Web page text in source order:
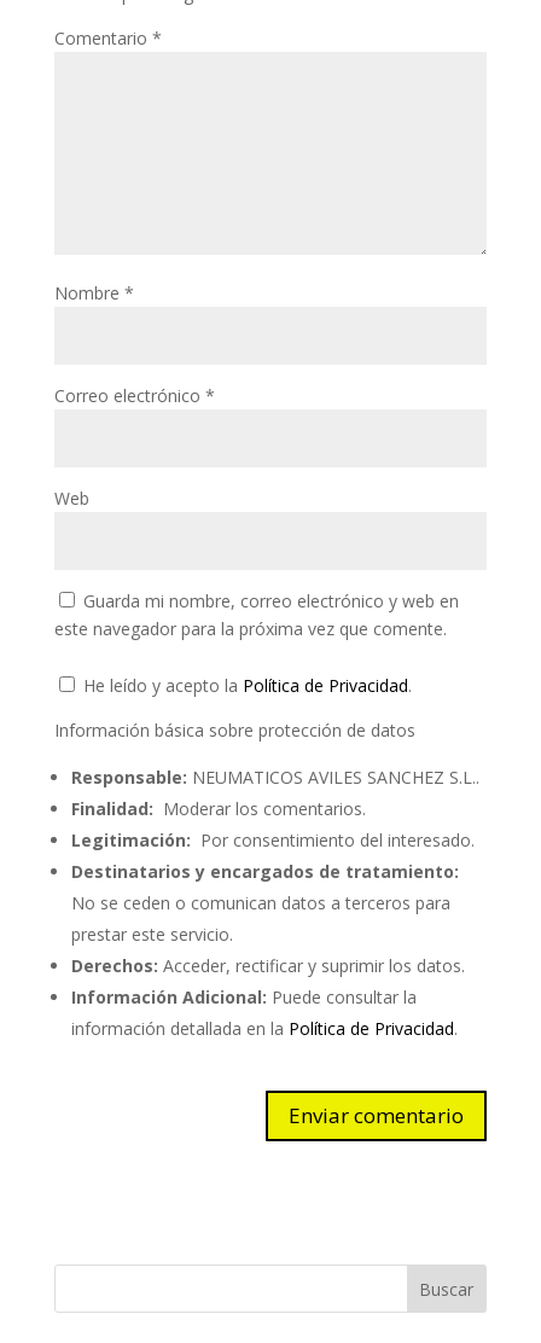
Comentario *
Nombre *
Correo electrónico *
Web
Guarda mi nombre, correo electrónico y web en
este navegador para la próxima vez que comente.
He leído y acepto la Política de Privacidad.
Información básica sobre protección de datos
Responsable: NEUMATICOS AVILES SANCHEZ S.L..
Finalidad: Moderar los comentarios.
Legitimación: Por consentimiento del interesado.
Destinatarios y encargados de tratamiento:
No se ceden o comunican datos a terceros para
prestar este servicio.
Derechos: Acceder, rectificar y suprimir los datos.
Información Adicional: Puede consultar la
información detallada en la Política de Privacidad.